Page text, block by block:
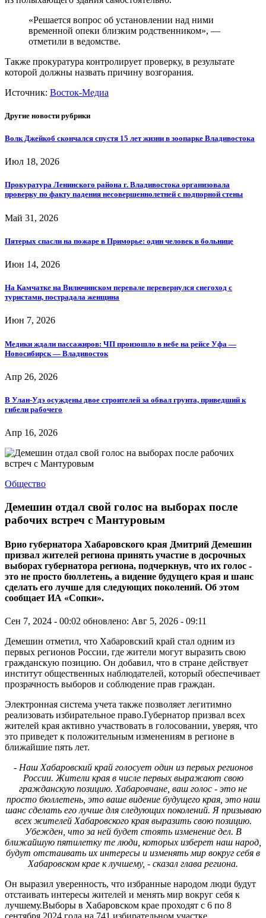
«Решается вопрос об установлении над ними
временной опеки близким родственником», —
отметили в ведомстве.
Также прокуратура контролирует проверку, в результате
которой должны назвать причину возгорания.
Источник: Восток-Медиа
Другие новости рубрики
Волк Джейкоб скончался спустя 15 лет жизни в зоопарке Владивостока
Июл 18, 2026
Прокуратура Ленинского района г. Владивостока организовала
проверку по факту падения несовершеннолетней с подпорной стены
Май 31, 2026
Пятерых спасли на пожаре в Приморье: один человек в больнице
Июн 14, 2026
На Камчатке на Вилючинском перевале перевернулся снегоход с
туристами, пострадала женщина
Июн 7, 2026
Медики ждали пассажиров: ЧП произошло в небе на рейсе Уфа —
Новосибирск — Владивосток
Апр 26, 2026
В Улан-Удэ осуждены двое строителей за обвал грунта, приведший к
гибели рабочего
Апр 16, 2026
Общество
Демешин отдал свой голос на выборах после
рабочих встреч с Мантуровым
Врио губернатора Хабаровского края Дмитрий Демешин
призвал жителей региона принять участие в досрочных
выборах губернатора региона, подчеркнув, что их голос -
это не просто бюллетень, а видение будущего края и шанс
сделать его лучше для следующих поколений. Об этом
сообщает ИА «Сопки».
Сен 7, 2024 - 00:02 обновлено: Авг 5, 2026 - 09:11
Демешин отметил, что Хабаровский край стал одним из
первых регионов России, где жители могут выразить свою
гражданскую позицию. Он добавил, что в стране действует
институт общественных наблюдателей, который обеспечивает
прозрачность выборов и соблюдение прав граждан.
Электронная система учета также позволяет легитимно
реализовать избирательное право.Губернатор призвал всех
жителей края активно участвовать в голосовании, уверяя, что
это приведет к положительным изменениям в регионе в
ближайшие пять лет.
- Наш Хабаровский край голосует один из первых регионов
России. Жители края в числе первых выражают свою
гражданскую позицию. Хабаровчане, ваш голос - это не
просто бюллетень, это ваше видение будущего края, это наш
шанс сделать его лучше для следующих поколений. Я призываю
всех жителей Хабаровского края выразить свою позицию.
Убежден, что за ней будет стоять изменение дел. В
ближайшую пятилетку те люди, которых изберет наш народ,
будут отстаивать их интересы и изменять мир вокруг себя в
Хабаровском крае к лучшему, - сказал глава региона.
Он выразил уверенность, что избранные народом люди будут
отстаивать интересы жителей и менять мир вокруг себя к
лучшему.Выборы в Хабаровском крае проходят с 6 по 8